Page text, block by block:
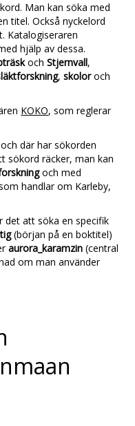
Man kan söka med
titel. Också nyckelord
Katalogiseraren
hjälp av dessa.
ochStjernvall,
,skoloroch
KOKO, som reglerar
där har sökorden
sökord räcker, man kan
och med
handlar om Karleby,
det att söka en specifik
(början på en boktitel)
aurora_karamzin (central
om man använder